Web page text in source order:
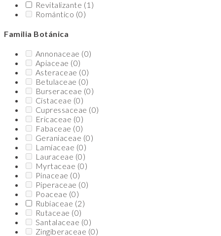
Revitalizante (1)
Romántico (0)
Familia Botánica
Annonaceae (0)
Apiaceae (0)
Asteraceae (0)
Betulaceae (0)
Burseraceae (0)
Cistaceae (0)
Cupressaceae (0)
Ericaceae (0)
Fabaceae (0)
Geraniaceae (0)
Lamiaceae (0)
Lauraceae (0)
Myrtaceae (0)
Pinaceae (0)
Piperaceae (0)
Poaceae (0)
Rubiaceae (2)
Rutaceae (0)
Santalaceae (0)
Zingiberaceae (0)